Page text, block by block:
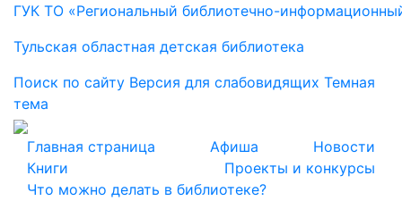
ГУК ТО «Региональный библиотечно-
Тульская областная детская библиотека
Поиск по сайту Версия для слабовидящих Темная
тема
Главная страница Афиша
Новости
Книги
Проекты и конкурсы
Что можно делать в библиотеке?